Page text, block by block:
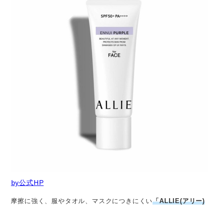
by公式HP
摩擦に強く、服やタオル、マスクにつきにくい「ALLIE(アリー)